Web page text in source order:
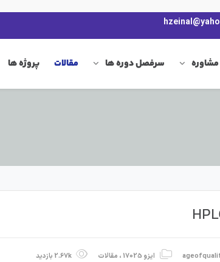
مشاوره سرفصل دوره ها مقالات پروژه ها
ایزو 17025 ، مقالات